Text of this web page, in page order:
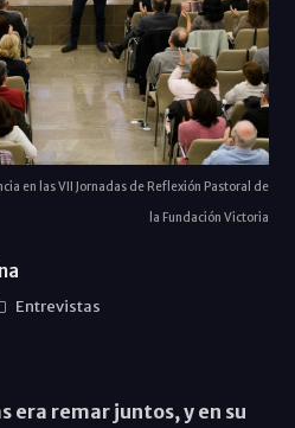
en las VII Jornadas de Reflexión Pastoral de
la Fundación Victoria
Entrevistas
era remar juntos, y en su